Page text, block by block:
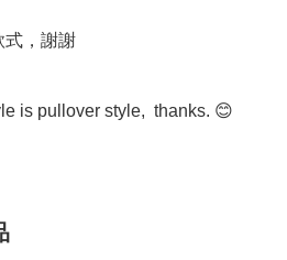
式，謝謝
is pullover style,  thanks. 😊